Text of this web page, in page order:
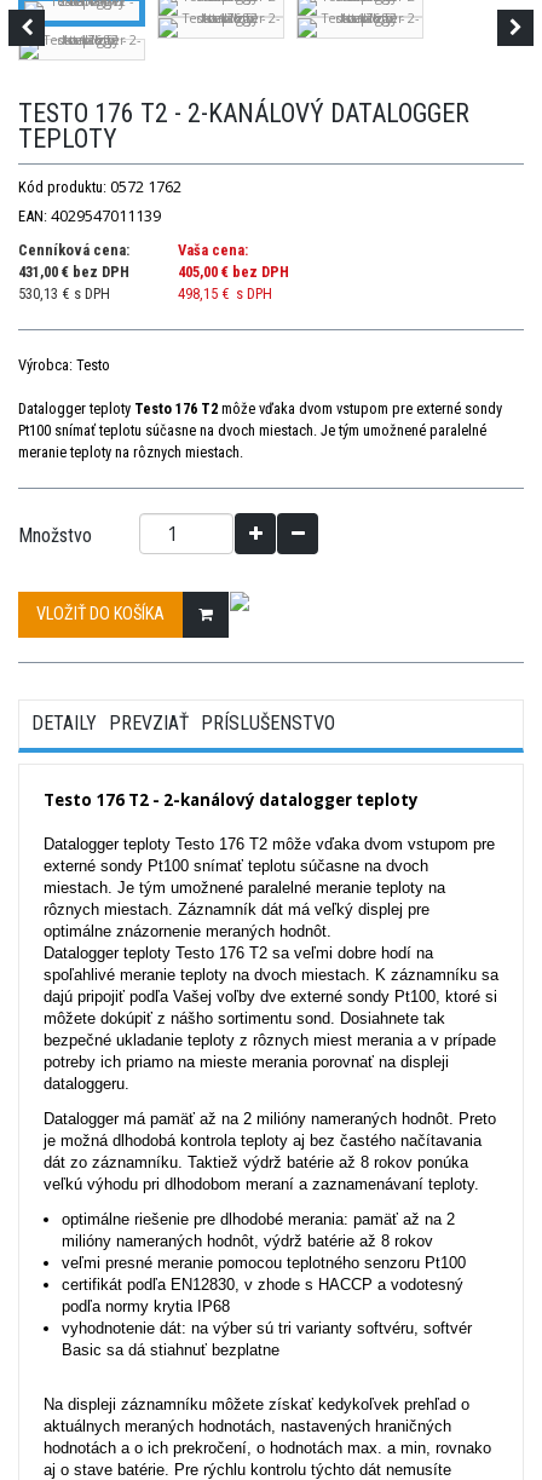
TESTO 176 T2 - 2-KANÁLOVÝ DATALOGGER
TEPLOTY
Kód produktu: 0572 1762
EAN: 4029547011139
Cenníková cena:
431,00 € bez DPH
530,13 € s DPH
Vaša cena:
405,00 € bez DPH
498,15 € s DPH
Výrobca: Testo
Datalogger teploty Testo 176 T2 môže vďaka dvom vstupom pre externé sondy
Pt100 snímať teplotu súčasne na dvoch miestach. Je tým umožnené paralelné
meranie teploty na rôznych miestach.
Množstvo
VLOŽIŤ DO KOŠÍKA
DETAILY PREVZIAŤ PRÍSLUŠENSTVO
Testo 176 T2 - 2-kanálový datalogger teploty
Datalogger teploty Testo 176 T2 môže vďaka dvom vstupom pre
externé sondy Pt100 snímať teplotu súčasne na dvoch
miestach. Je tým umožnené paralelné meranie teploty na
rôznych miestach. Záznamník dát má veľký displej pre
optimálne znázornenie meraných hodnôt.
Datalogger teploty Testo 176 T2 sa veľmi dobre hodí na
spoľahlivé meranie teploty na dvoch miestach. K záznamníku sa
dajú pripojiť podľa Vašej voľby dve externé sondy Pt100, ktoré si
môžete dokúpiť z nášho sortimentu sond. Dosiahnete tak
bezpečné ukladanie teploty z rôznych miest merania a v prípade
potreby ich priamo na mieste merania porovnať na displeji
dataloggeru.
Datalogger má pamäť až na 2 milióny nameraných hodnôt. Preto
je možná dlhodobá kontrola teploty aj bez častého načítavania
dát zo záznamníku. Taktiež výdrž batérie až 8 rokov ponúka
veľkú výhodu pri dlhodobom meraní a zaznamenávaní teploty.
optimálne riešenie pre dlhodobé merania: pamäť až na 2
milióny nameraných hodnôt, výdrž batérie až 8 rokov
veľmi presné meranie pomocou teplotného senzoru Pt100
certifikát podľa EN12830, v zhode s HACCP a vodotesný
podľa normy krytia IP68
vyhodnotenie dát: na výber sú tri varianty softvéru, softvér
Basic sa dá stiahnuť bezplatne
Na displeji záznamníku môžete získať kedykoľvek prehľad o
aktuálnych meraných hodnotách, nastavených hraničných
hodnotách a o ich prekročení, o hodnotách max. a min, rovnako
aj o stave batérie. Pre rýchlu kontrolu týchto dát nemusíte